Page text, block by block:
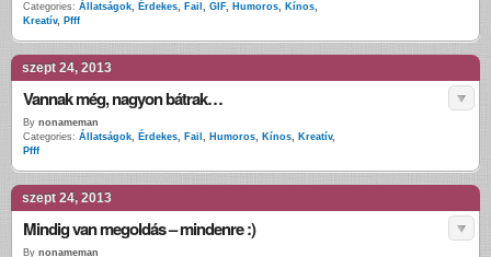
Categories: Állatságok, Érdekes, Fail , GIF, Humoros, Kínos,
Kreatív, Pfff
szept 24, 2013
Vannak még, nagyon bátrak…
By nonameman
Categories: Állatságok, Érdekes, Fail , Humoros, Kínos, Kreatív,
Pfff
szept 24, 2013
Mindig van megoldás – mindenre :)
By nonameman